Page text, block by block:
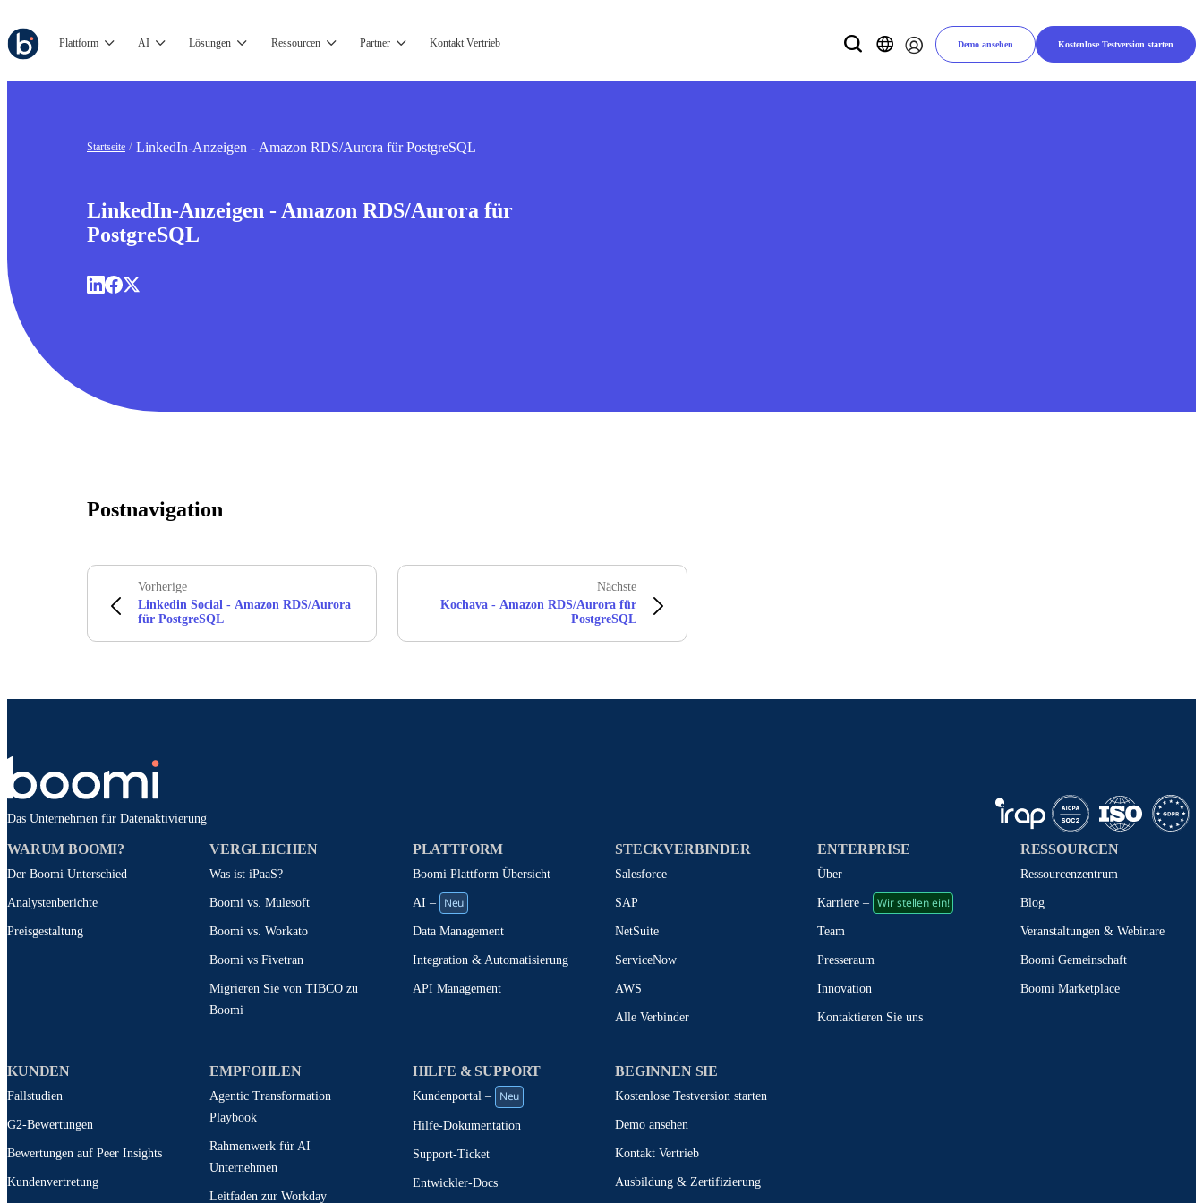
Plattform AI Lösungen Ressourcen Partner Kontakt Vertrieb Demo ansehen Kostenlose Testversion starten
Startseite LinkedIn-Anzeigen - Amazon RDS/Aurora für PostgreSQL
LinkedIn-Anzeigen - Amazon RDS/Aurora für
PostgreSQL
Postnavigation
Vorherige
Linkedin Social - Amazon RDS/Aurora
für PostgreSQL
Nächste
Kochava - Amazon RDS/Aurora für
PostgreSQL
Das Unternehmen für Datenaktivierung
WARUM BOOMI?
Der Boomi Unterschied
Analystenberichte
Preisgestaltung
VERGLEICHEN
Was ist iPaaS?
Boomi vs. Mulesoft
Boomi vs. Workato
Boomi vs Fivetran
Migrieren Sie von TIBCO zu
Boomi
PLATTFORM
Boomi Plattform Übersicht
AI – Neu
Data Management
Integration & Automatisierung
API Management
STECKVERBINDER
Salesforce
SAP
NetSuite
ServiceNow
AWS
Alle Verbinder
ENTERPRISE
Über
Karriere – Wir stellen ein!
Team
Presseraum
Innovation
Kontaktieren Sie uns
RESSOURCEN
Ressourcenzentrum
Blog
Veranstaltungen & Webinare
Boomi Gemeinschaft
Boomi Marketplace
KUNDEN
Fallstudien
G2-Bewertungen
Bewertungen auf Peer Insights
Kundenvertretung
EMPFOHLEN
Agentic Transformation
Playbook
Rahmenwerk für AI
Unternehmen
Leitfaden zur Workday
HILFE & SUPPORT
Kundenportal – Neu
Hilfe-Dokumentation
Support-Ticket
Entwickler-Docs
BEGINNEN SIE
Kostenlose Testversion starten
Demo ansehen
Kontakt Vertrieb
Ausbildung & Zertifizierung